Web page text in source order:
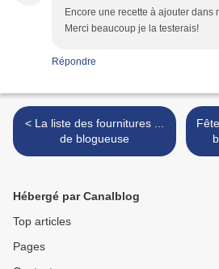
Encore une recette à ajouter dans
Merci beaucoup je la testerais!
Répondre
< La liste des fournitures ...
de blogueuse
Hébergé par Canalblog
Top articles
Pages